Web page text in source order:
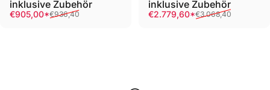
inklusive Zubehör
Sale price
€905,00*
Regular price
€936,40
inklusive Zubehör
Sale price
€2.779,60*
Regular price€3.068,40